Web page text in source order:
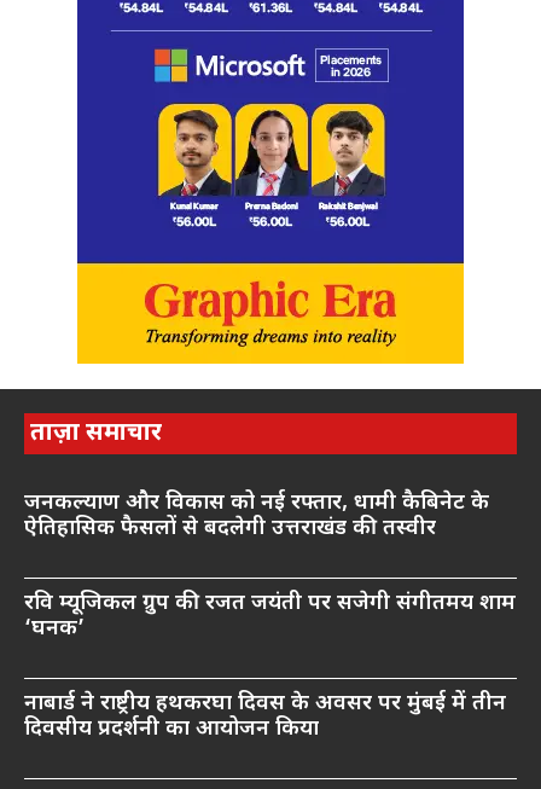
ताज़ा समाचार
जनकल्याण और विकास को नई रफ्तार, धामी कैबिनेट के
ऐतिहासिक फैसलों से बदलेगी उत्तराखंड की तस्वीर
रवि म्यूजिकल ग्रुप की रजत जयंती पर सजेगी संगीतमय शाम
‘घनक’
नाबार्ड ने राष्ट्रीय हथकरघा दिवस के अवसर पर मुंबई में तीन
दिवसीय प्रदर्शनी का आयोजन किया